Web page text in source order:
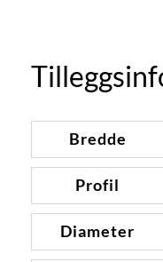
Bredde
Profil
Diameter